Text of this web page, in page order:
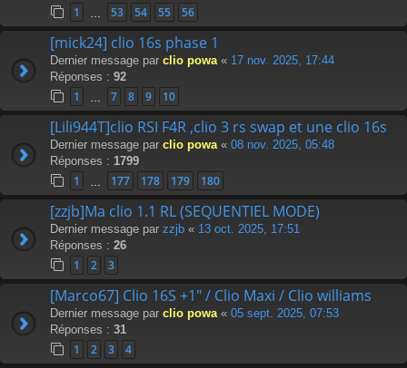
1 53 54 55 56
[mick24] clio 16s phase 1
Dernier message par clio powa « 17 nov. 2025, 17:44
Réponses : 92
1 7 8 9 10
[Lili944T]clio RSI F4R ,clio 3 rs swap et une clio 16s
Dernier message par clio powa « 08 nov. 2025, 05:48
Réponses : 1799
1 177 178 179 180
[zzjb]Ma clio 1.1 RL (SEQUENTIEL MODE)
Dernier message par zzjb « 13 oct. 2025, 17:51
Réponses : 26
1 2 3
[Marco67] Clio 16S +1" / Clio Maxi / Clio williams
Dernier message par clio powa « 05 sept. 2025, 07:53
Réponses : 31
1 2 3 4